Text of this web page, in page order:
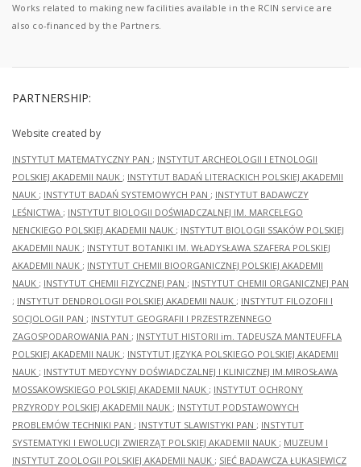
Works related to making new facilities available in the RCIN service are
also co-financed by the Partners.
PARTNERSHIP:
Website created by
INSTYTUT MATEMATYCZNY PAN ; INSTYTUT ARCHEOLOGII I ETNOLOGII
POLSKIEJ AKADEMII NAUK ; INSTYTUT BADAŃ LITERACKICH POLSKIEJ AKADEMII
NAUK ; INSTYTUT BADAŃ SYSTEMOWYCH PAN ; INSTYTUT BADAWCZY
LEŚNICTWA ; INSTYTUT BIOLOGII DOŚWIADCZALNEJ IM. MARCELEGO
NENCKIEGO POLSKIEJ AKADEMII NAUK ; INSTYTUT BIOLOGII SSAKÓW POLSKIEJ
AKADEMII NAUK ; INSTYTUT BOTANIKI IM. WŁADYSŁAWA SZAFERA POLSKIEJ
AKADEMII NAUK ; INSTYTUT CHEMII BIOORGANICZNEJ POLSKIEJ AKADEMII
NAUK ; INSTYTUT CHEMII FIZYCZNEJ PAN ; INSTYTUT CHEMII ORGANICZNEJ PAN
; INSTYTUT DENDROLOGII POLSKIEJ AKADEMII NAUK ; INSTYTUT FILOZOFII I
SOCJOLOGII PAN ; INSTYTUT GEOGRAFII I PRZESTRZENNEGO
ZAGOSPODAROWANIA PAN ; INSTYTUT HISTORII im. TADEUSZA MANTEUFFLA
POLSKIEJ AKADEMII NAUK ; INSTYTUT JĘZYKA POLSKIEGO POLSKIEJ AKADEMII
NAUK ; INSTYTUT MEDYCYNY DOŚWIADCZALNEJ I KLINICZNEJ IM.MIROSŁAWA
MOSSAKOWSKIEGO POLSKIEJ AKADEMII NAUK ; INSTYTUT OCHRONY
PRZYRODY POLSKIEJ AKADEMII NAUK ; INSTYTUT PODSTAWOWYCH
PROBLEMÓW TECHNIKI PAN ; INSTYTUT SLAWISTYKI PAN ; INSTYTUT
SYSTEMATYKI I EWOLUCJI ZWIERZĄT POLSKIEJ AKADEMII NAUK ; MUZEUM I
INSTYTUT ZOOLOGII POLSKIEJ AKADEMII NAUK ; SIEĆ BADAWCZA ŁUKASIEWICZ